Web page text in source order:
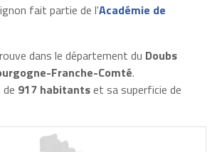
fait partie de l'Académie de
dans le département du Doubs
Franche-Comté.
917 habitantset sa superficie de